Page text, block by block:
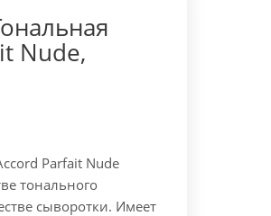
Nude,
Parfait Nude
тонального
сыворотки. Имеет